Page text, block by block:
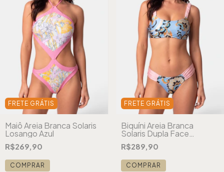
FRETE GRÁTIS
Maiô Areia Branca Solaris
Losango Azul
R$269,90
COMPRAR
FRETE GRÁTIS
Biquíni Areia Branca
Solaris Dupla Face
Arabesque Azul
R$289,90
COMPRAR